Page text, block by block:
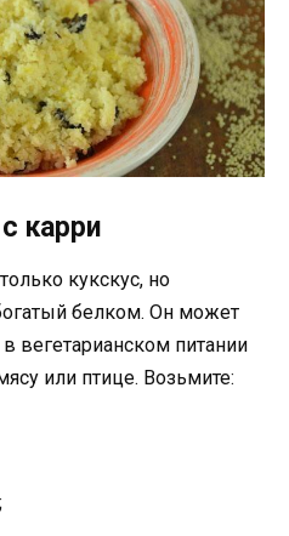
карри
кукскус, но
белком. Он может
вегетарианском питании
или птице. Возьмите: